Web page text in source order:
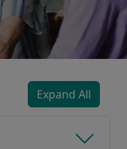
Expand All